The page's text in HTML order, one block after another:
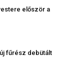
először a
fűrész debütált